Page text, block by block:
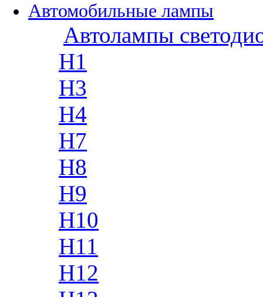
Автомобильные лампы
Автолампы
H1
H3
H4
H7
H8
H9
H10
H11
H12